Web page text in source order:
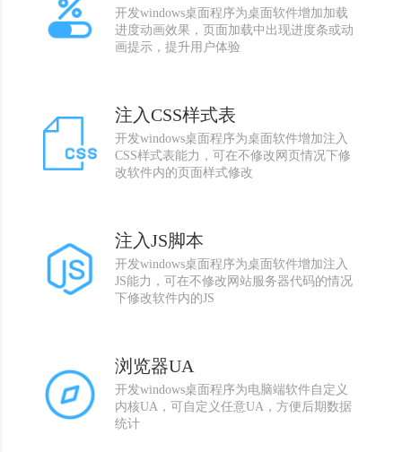
开发windows桌面程序为桌面软件增加加载
进度动画效果，页面加载中出现进度条或动
画提示，提升用户体验
注入CSS样式表
开发windows桌面程序为桌面软件增加注入
CSS样式表能力，可在不修改网页情况下修
改软件内的页面样式修改
注入JS脚本
开发windows桌面程序为桌面软件增加注入
JS能力，可在不修改网站服务器代码的情况
下修改软件内的JS
浏览器UA
开发windows桌面程序为电脑端软件自定义
内核UA，可自定义任意UA，方便后期数据
统计